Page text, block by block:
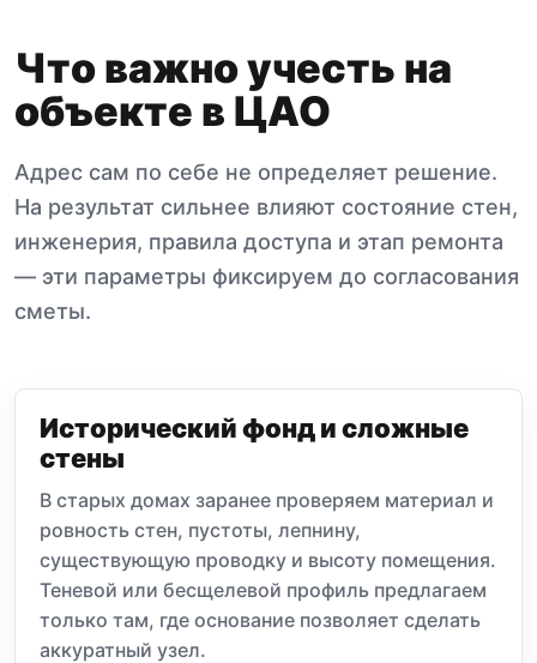
Что важно учесть на
объекте в ЦАО
Адрес сам по себе не определяет решение.
На результат сильнее влияют состояние стен,
инженерия, правила доступа и этап ремонта
— эти параметры фиксируем до согласования
сметы.
Исторический фонд и сложные
стены
В старых домах заранее проверяем материал и
ровность стен, пустоты, лепнину,
существующую проводку и высоту помещения.
Теневой или бесщелевой профиль предлагаем
только там, где основание позволяет сделать
аккуратный узел.